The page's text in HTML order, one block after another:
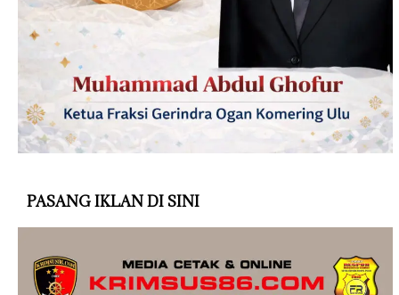
PASANG IKLAN DI SINI